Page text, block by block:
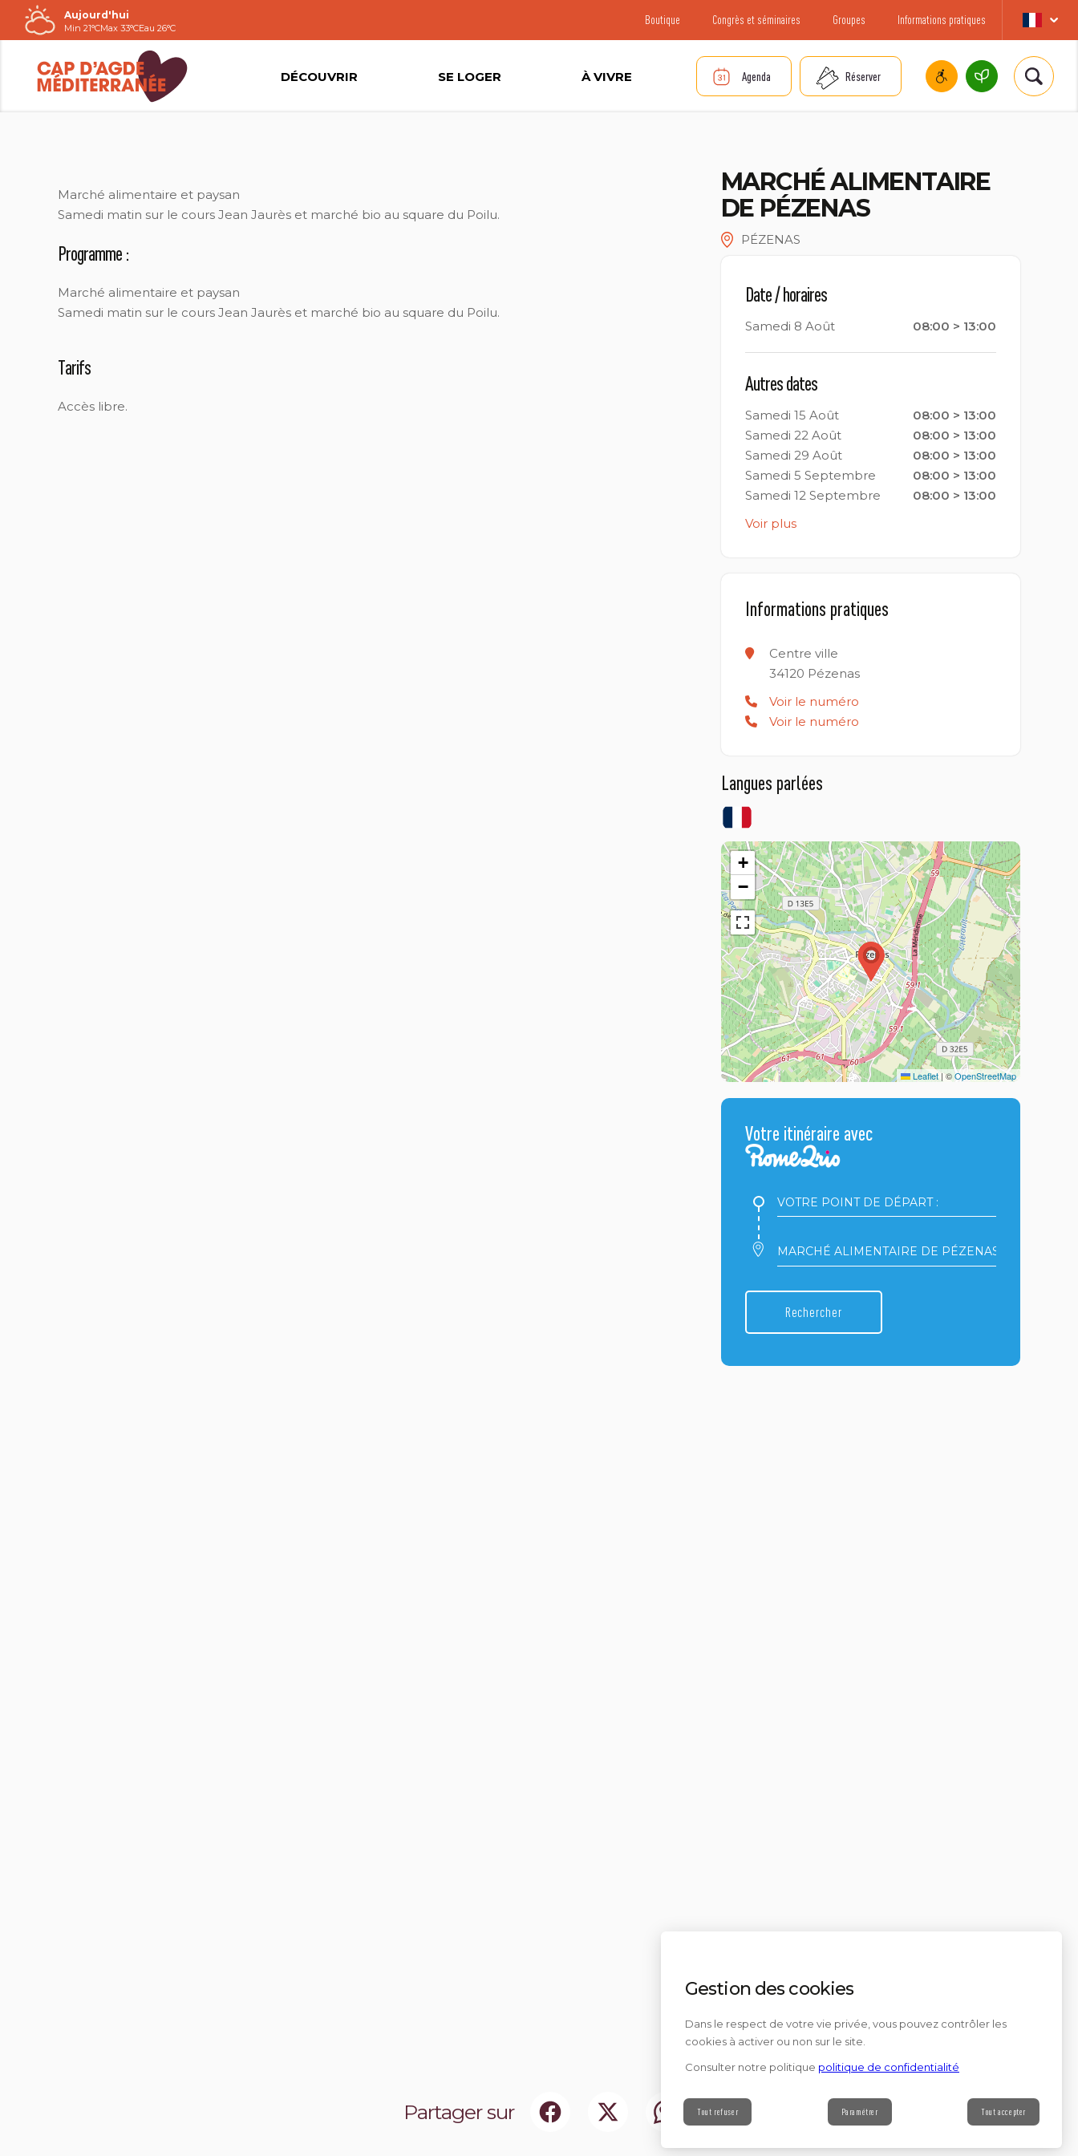
Passer
au
contenu
Aujourd'hui
Min 21°CMax 33°CEau 26°C
Boutique Congrès et séminaires Groupes Informations pratiques
DÉCOUVRIR SE LOGER À VIVRE Agenda Réserver
Marché alimentaire et paysan
Samedi matin sur le cours Jean Jaurès et marché bio au square du Poilu.
Programme :
Marché alimentaire et paysan
Samedi matin sur le cours Jean Jaurès et marché bio au square du Poilu.
Tarifs
Accès libre.
MARCHÉ ALIMENTAIRE
DE PÉZENAS
PÉZENAS
Date / horaires
Samedi 8 Août 08:00 > 13:00
Autres dates
Samedi 15 Août
08:00 > 13:00
Samedi 22 Août
08:00 > 13:00
Samedi 29 Août
08:00 > 13:00
Samedi 5 Septembre
08:00 > 13:00
Samedi 12 Septembre
08:00 > 13:00
Voir plus
Informations pratiques
Centre ville
34120 Pézenas
Voir le numéro
Voir le numéro
Langues parlées
+
−
Leaflet|©OpenStreetMap
Votre itinéraire avec
Votre
point
:Votre
point
Rechercher
Contact
Partager sur
Gestion des cookies
Dans le respect de votre vie privée, vous pouvez contrôler les
cookies à activer ou non sur le site.
Consulter notre politique politique de confidentialité
Tout refuser Paramétrer Tout accepter